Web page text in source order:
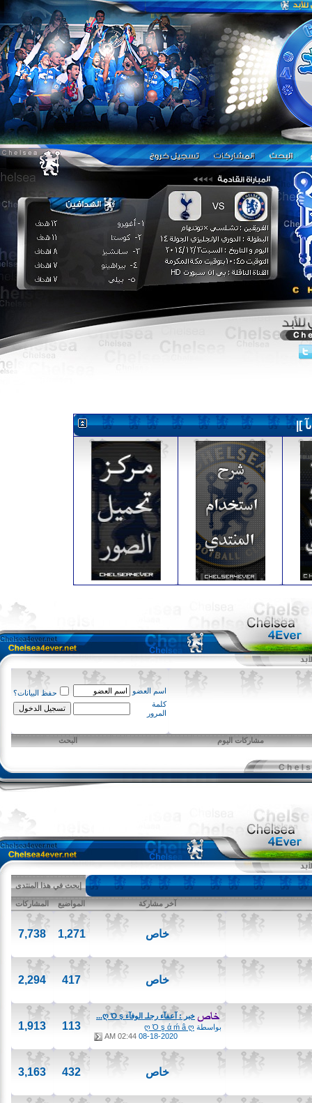
اسم العضو
حفظ البيانات؟
كلمة
المرور
مشاركات اليوم البحث
إبحث في هذا المنتدى
آخر مشاركة المواضيع المشاركات
خاص 1,271
7,738
خاص 417
2,294
خبر : آعفآء رجلـ الوفآء ღ Ό ş...
بواسطةღ Ό ş ά ḿ â ღ
08-18-2020
02:44 AM
113
1,913
خاص 432
3,163